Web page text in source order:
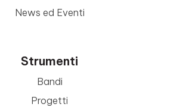
News ed Eventi
Strumenti
Bandi
Progetti